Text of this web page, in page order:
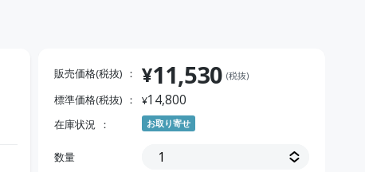
販売価格(税抜) ¥11,530 (税抜)
標準価格(税抜) ¥14,800
在庫状況 お取り寄せ
数量